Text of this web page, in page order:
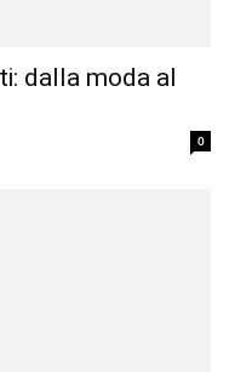
dalla moda al
0